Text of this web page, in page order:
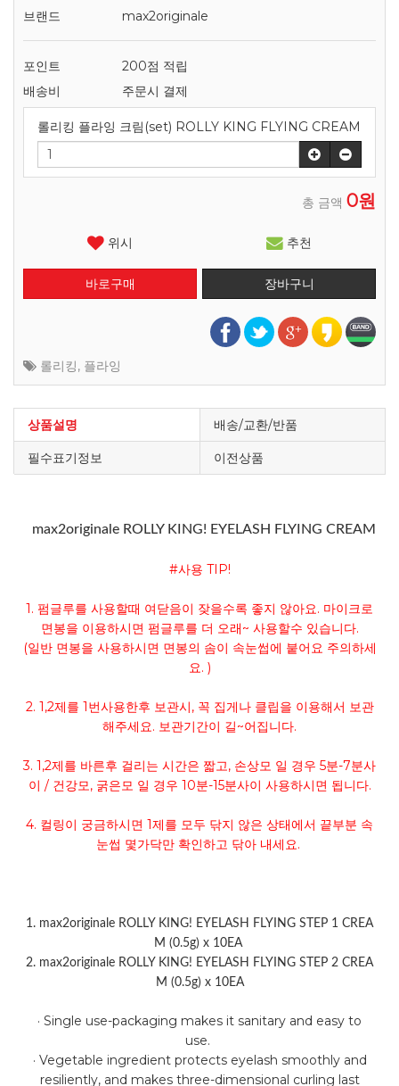
브랜드
max2originale
포인트
200점 적립
배송비
주문시 결제
롤리킹 플라잉 크림(set) ROLLY KING FLYING CREAM
총 금액 0원
위시 추천
롤리킹, 플라잉
상품설명 배송/교환/반품
필수표기정보 이전상품
max2originale ROLLY KING! EYELASH FLYING CREAM
#사용 TIP!
1. 펌글루를 사용할때 여닫음이 잦을수록 좋지 않아요. 마이크로
면봉을 이용하시면 펌글루를 더 오래~ 사용할수 있습니다.
(일반 면봉을 사용하시면 면봉의 솜이 속눈썹에 붙어요 주의하세
요. )
2. 1,2제를 1번사용한후 보관시, 꼭 집게나 클립을 이용해서 보관
해주세요. 보관기간이 길~어집니다.
3. 1,2제를 바른후 걸리는 시간은 짧고, 손상모 일 경우 5분-7분사
이 / 건강모, 굵은모 일 경우 10분-15분사이 사용하시면 됩니다.
4. 컬링이 궁금하시면 1제를 모두 닦지 않은 상태에서 끝부분 속
눈썹 몇가닥만 확인하고 닦아 내세요.
1. max2originale ROLLY KING! EYELASH FLYING STEP 1 CREA
M (0.5g) x 10EA
2. max2originale ROLLY KING! EYELASH FLYING STEP 2 CREA
M (0.5g) x 10EA
· Single use-packaging makes it sanitary and easy to
use.
· Vegetable ingredient protects eyelash smoothly and
resiliently, and makes three-dimensional curling last